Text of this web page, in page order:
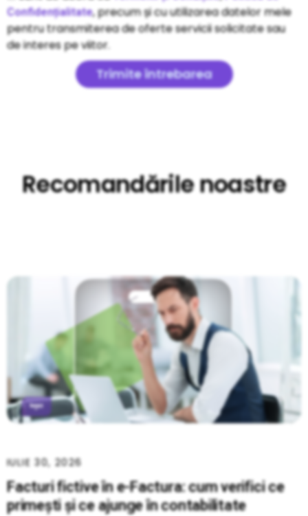
Confidențialitate, precum și cu utilizarea datelor mele
pentru transmiterea de oferte servicii solicitate sau
de interes pe viitor.
Trimite întrebarea
Recomandările noastre
Facturi fictive în e-Factura: cum verifici ce
primești și ce ajunge în contabilitate
IULIE 30, 2026